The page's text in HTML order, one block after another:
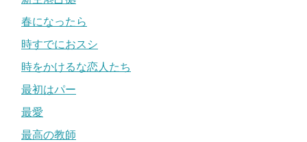
春になったら
時すでにおスシ
時をかけるな恋人たち
最初はパー
最愛
最高の教師